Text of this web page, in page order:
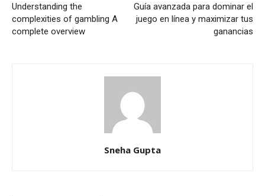
Understanding the
complexities of gambling A
complete overview
Guía avanzada para dominar el
juego en línea y maximizar tus
ganancias
Sneha Gupta